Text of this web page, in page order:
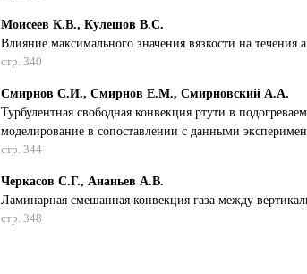
Моисеев К.В., Кулешов В.С.
Влияние максимального значения вязкости на
стр. 340
Смирнов С.И., Смирнов Е.М., Смирновский А.А.
Турбулентная свободная конвекция ртути в
моделирование в сопоставлении с данными
стр. 344
Черкасов С.Г., Ананьев А.В.
Ламинарная смешанная конвекция газа между
стр. 348